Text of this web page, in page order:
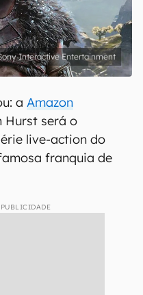
Interactive Entertainment
a Amazon
Hurst será o
live-action do
franquia de